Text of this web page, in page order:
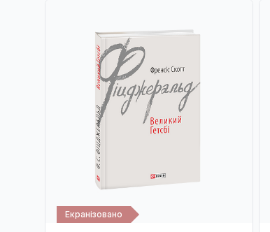
Екранізовано